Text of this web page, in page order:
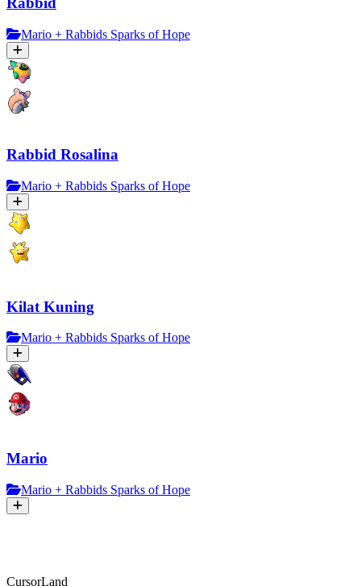
Mario + Rabbids Sparks of Hope
Rabbid Rosalina
Mario + Rabbids Sparks of Hope
Kilat Kuning
Mario + Rabbids Sparks of Hope
Mario
Mario + Rabbids Sparks of Hope
CursorLand